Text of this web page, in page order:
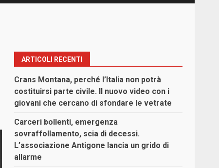
ARTICOLI RECENTI
Crans Montana, perché l’Italia non potrà
costituirsi parte civile. Il nuovo video con i
giovani che cercano di sfondare le vetrate
Carceri bollenti, emergenza
sovraffollamento, scia di decessi.
L’associazione Antigone lancia un grido di
allarme